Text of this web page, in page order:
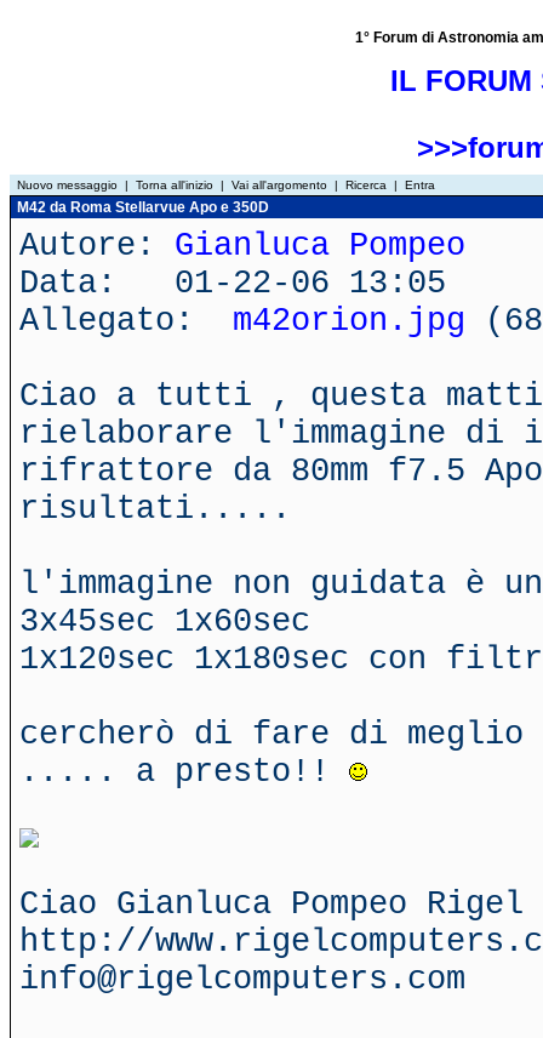
1° Forum di Astronomia
IL FORUM
Nuovo messaggio | Torna all'inizio | Vai all'argomento | Ricerca | Entra
M42 da Roma Stellarvue Apo e 350D
Autore: Gianluca Pompeo
Data: 01-22-06 13:05
Allegato: m42orion.jpg
Ciao a tutti , questa
rielaborare l'immagine di
rifrattore da 80mm f7.5
risultati.....
l'immagine non guidata è
3x45sec 1x60sec
1x120sec 1x180sec con
cercherò di fare di meglio
..... a presto!!
Ciao Gianluca Pompeo Rigel
http://
info@rigelcomputers.com